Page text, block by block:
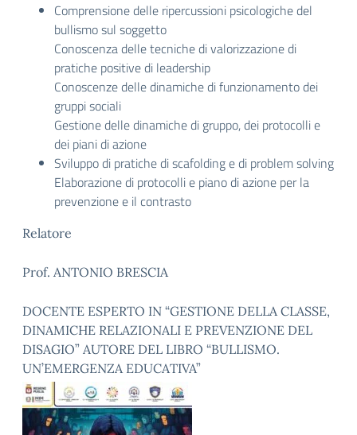
Comprensione delle ripercussioni psicologiche del
bullismo sul soggetto
Conoscenza delle tecniche di valorizzazione di
pratiche positive di leadership
Conoscenze delle dinamiche di funzionamento dei
gruppi sociali
Gestione delle dinamiche di gruppo, dei protocolli e
dei piani di azione
Sviluppo di pratiche di scafolding e di problem solving
Elaborazione di protocolli e piano di azione per la
prevenzione e il contrasto
Relatore
Prof. ANTONIO BRESCIA
DOCENTE ESPERTO IN “GESTIONE DELLA CLASSE,
DINAMICHE RELAZIONALI E PREVENZIONE DEL
DISAGIO” AUTORE DEL LIBRO “BULLISMO.
UN’EMERGENZA EDUCATIVA”